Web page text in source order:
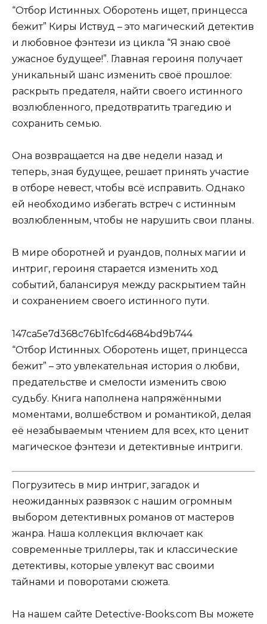
“Отбор Истинных. Оборотень ищет, принцесса
бежит” Киры Иствуд – это магический детектив
и любовное фэнтези из цикла “Я знаю своё
ужасное будущее!”. Главная героиня получает
уникальный шанс изменить своё прошлое:
раскрыть предателя, найти своего истинного
возлюбленного, предотвратить трагедию и
сохранить семью.
Она возвращается на две недели назад и
теперь, зная будущее, решает принять участие
в отборе невест, чтобы всё исправить. Однако
ей необходимо избегать встреч с истинным
возлюбленным, чтобы не нарушить свои планы.
В мире оборотней и руандов, полных магии и
интриг, героиня старается изменить ход
событий, балансируя между раскрытием тайн
и сохранением своего истинного пути.
147ca5e7d368c76b1fc6d4684bd9b744
“Отбор Истинных. Оборотень ищет, принцесса
бежит” – это увлекательная история о любви,
предательстве и смелости изменить свою
судьбу. Книга наполнена напряжёнными
моментами, волшебством и романтикой, делая
её незабываемым чтением для всех, кто ценит
магическое фэнтези и детективные интриги.
Погрузитесь в мир интриг, загадок и
неожиданных развязок с нашим огромным
выбором детективных романов от мастеров
жанра. Наша коллекция включает как
современные триллеры, так и классические
детективы, которые увлекут вас своими
тайнами и поворотами сюжета.
На нашем сайте Detective-Books.com Вы можете